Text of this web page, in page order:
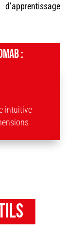
:
intuitive